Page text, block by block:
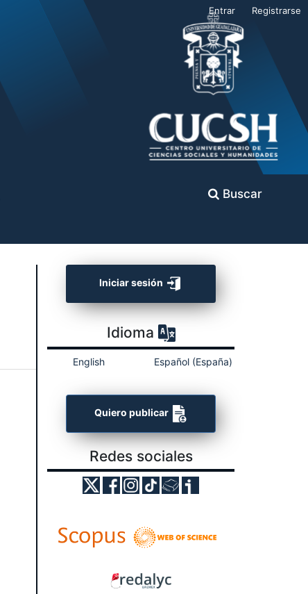
Buscar
Entrar Registrarse
Iniciar sesión
Idioma
English Español (España)
Quiero publicar
Redes sociales